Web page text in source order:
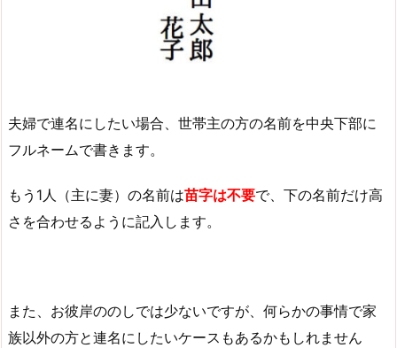
夫婦で連名にしたい場合、世帯主の方の名前を中央下部に
フルネームで書きます。
もう1人（主に妻）の名前は苗字は不要で、下の名前だけ高
さを合わせるように記入します。
また、お彼岸ののしでは少ないですが、何らかの事情で家
族以外の方と連名にしたいケースもあるかもしれません